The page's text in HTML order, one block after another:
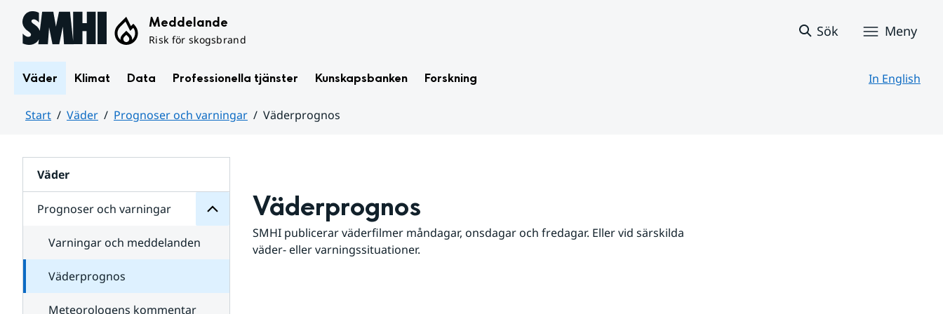
Hoppa till sidans innehåll Meddelande
Risk för skogsbrand
Sök Meny
Väder Klimat Data Professionella tjänster Kunskapsbanken Forskning In English
Start Väder Prognoser och varningar
Väderprognos
Väder
Prognoser och varningar
för
varningar
Varningar och meddelanden
Väderprognos
Meteorologens kommentar
Väderprognos
SMHI publicerar väderfilmer måndagar, onsdagar och fredagar. Eller vid särskilda
väder- eller varningssituationer.